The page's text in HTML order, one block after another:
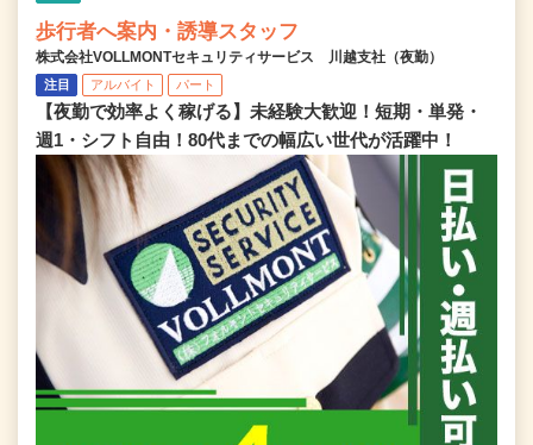
歩行者へ案内・誘導スタッフ
株式会社VOLLMONTセキュリティサービス 川越支社（夜勤）
注目 アルバイト パート
【夜勤で効率よく稼げる】未経験大歓迎！短期・単発・
週1・シフト自由！80代までの幅広い世代が活躍中！